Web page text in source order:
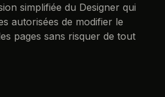
simplifiée du Designer qui
autorisées de modifier le
pages sans risquer de tout